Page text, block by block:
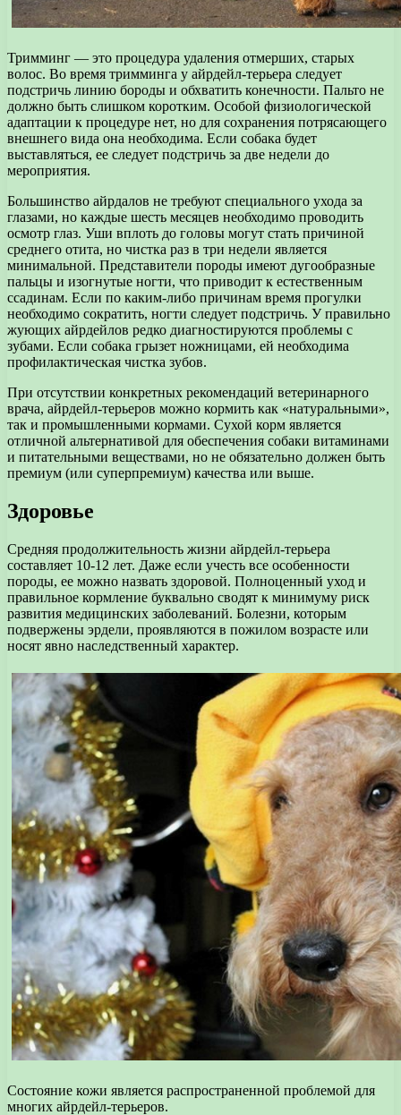
Тримминг — это процедура удаления отмерших, старых
волос. Во время тримминга у айрдейл-терьера следует
подстричь линию бороды и обхватить конечности. Пальто не
должно быть слишком коротким. Особой физиологической
адаптации к процедуре нет, но для сохранения потрясающего
внешнего вида она необходима. Если собака будет
выставляться, ее следует подстричь за две недели до
мероприятия.
Большинство айрдалов не требуют специального ухода за
глазами, но каждые шесть месяцев необходимо проводить
осмотр глаз. Уши вплоть до головы могут стать причиной
среднего отита, но чистка раз в три недели является
минимальной. Представители породы имеют дугообразные
пальцы и изогнутые ногти, что приводит к естественным
ссадинам. Если по каким-либо причинам время прогулки
необходимо сократить, ногти следует подстричь. У правильно
жующих айрдейлов редко диагностируются проблемы с
зубами. Если собака грызет ножницами, ей необходима
профилактическая чистка зубов.
При отсутствии конкретных рекомендаций ветеринарного
врача, айрдейл-терьеров можно кормить как «натуральными»,
так и промышленными кормами. Сухой корм является
отличной альтернативой для обеспечения собаки витаминами
и питательными веществами, но не обязательно должен быть
премиум (или суперпремиум) качества или выше.
Здоровье
Средняя продолжительность жизни айрдейл-терьера
составляет 10-12 лет. Даже если учесть все особенности
породы, ее можно назвать здоровой. Полноценный уход и
правильное кормление буквально сводят к минимуму риск
развития медицинских заболеваний. Болезни, которым
подвержены эрдели, проявляются в пожилом возрасте или
носят явно наследственный характер.
Состояние кожи является распространенной проблемой для
многих айрдейл-терьеров.